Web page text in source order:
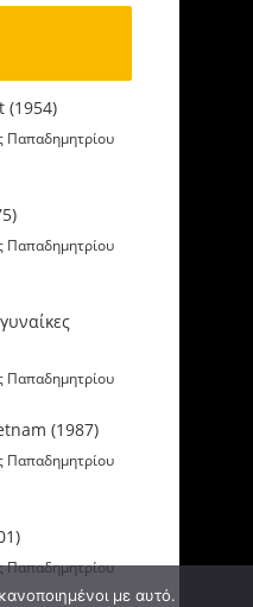
(1954)
Παπαδημητρίου
Παπαδημητρίου
Παπαδημητρίου
(1987)
Παπαδημητρίου
Παπαδημητρίου
με αυτό.